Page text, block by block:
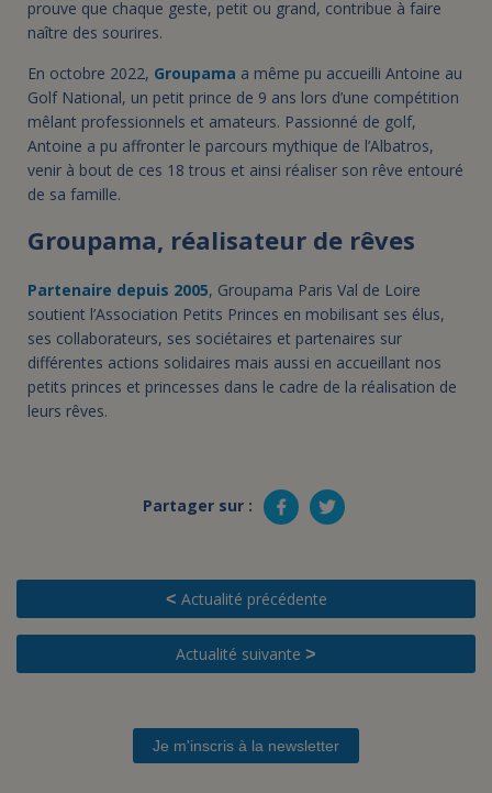
prouve que chaque geste, petit ou grand, contribue à faire
naître des sourires.
En octobre 2022, Groupama a même pu accueilli Antoine au
Golf National, un petit prince de 9 ans lors d’une compétition
mêlant professionnels et amateurs. Passionné de golf,
Antoine a pu affronter le parcours mythique de l’Albatros,
venir à bout de ces 18 trous et ainsi réaliser son rêve entouré
de sa famille.
Groupama, réalisateur de rêves
Partenaire depuis 2005, Groupama Paris Val de Loire
soutient l’Association Petits Princes en mobilisant ses élus,
ses collaborateurs, ses sociétaires et partenaires sur
différentes actions solidaires mais aussi en accueillant nos
petits princes et princesses dans le cadre de la réalisation de
leurs rêves.
Partager sur :
< Actualité précédente
Actualité suivante >
Je m'inscris à la newsletter